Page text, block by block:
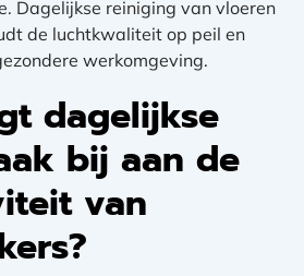
Dagelijkse reiniging van vloeren
de luchtkwaliteit op peil en
werkomgeving.
dagelijkse
bij aan de
van